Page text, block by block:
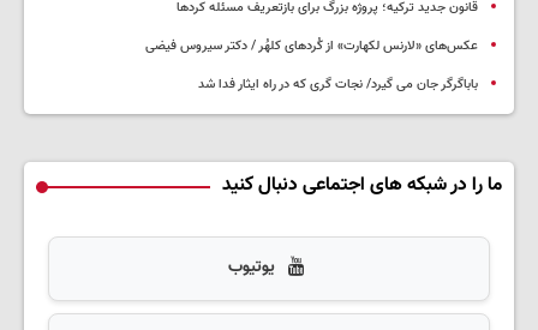
قانون جدید ترکیه؛ پروژه بزرگ‌ برای بازتعریف مسئله کردها
عکس‌های «لارنس لکهارت» از کُردهای کلهُر / دکتر سیروس فیضی
باباگرگر جان می گیرد/ نجات گری که در راه ایثار فدا شد
ما را در شبکه های اجتماعی دنبال کنید
یوتیوب